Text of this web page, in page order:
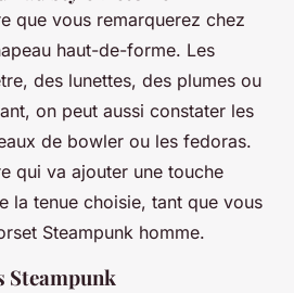
que vous remarquerez chez
haut-de-forme. Les
des lunettes, des plumes ou
on peut aussi constater les
de bowler ou les fedoras.
qui va ajouter une touche
la tenue choisie, tant que vous
Steampunk homme.
Steampunk